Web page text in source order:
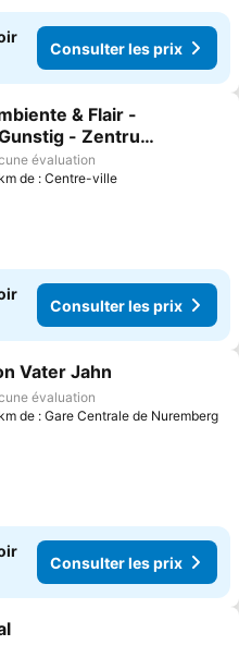
Consulter les prix
à mes favoris
& Flair -
- Zentrum
- Nurnberg
Nahe -
les prix
évaluation
de : Centre-ville
Consulter les prix
à mes favoris
Vater Jahn
évaluation
de : Gare Centrale de Nuremberg
Consulter les prix
à mes favoris